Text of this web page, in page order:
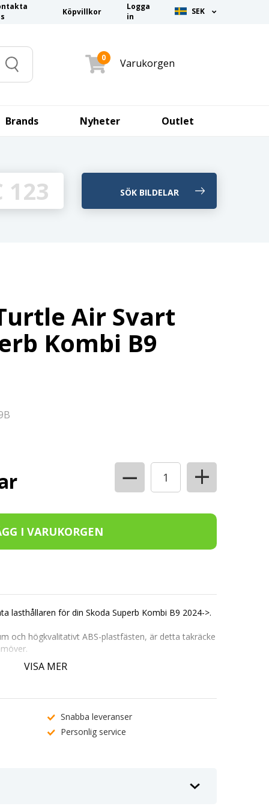
Köpvillkor
Logga
in
SEK
Search
0 Varukorgen
Brands Nyheter Outlet
Air Svart
Kombi B9
− +
lasthållaren för din Skoda Superb Kombi B9 2024->.
och högkvalitativt ABS-plastfästen, är detta takräcke
att kombinera med takboxar, cykelställ och andra
utan behov av verktyg och levereras med ett säkert
VISA MER
Snabba leveranser
Personlig service